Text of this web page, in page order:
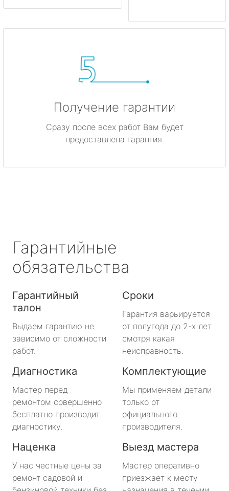
Получение гарантии
Сразу после всех работ Вам будет
предоставлена гарантия.
Гарантийные
обязательства
Гарантийный
талон
Выдаем гарантию не
зависимо от сложности
работ.
Сроки
Гарантия варьируется
от полугода до 2-х лет
смотря какая
неисправность.
Диагностика
Мастер перед
ремонтом совершенно
бесплатно производит
диагностику.
Комплектующие
Мы применяем детали
только от
официального
производителя.
Наценка
У нас честные цены за
ремонт садовой и
Выезд мастера
Мастер оперативно
приезжает к месту